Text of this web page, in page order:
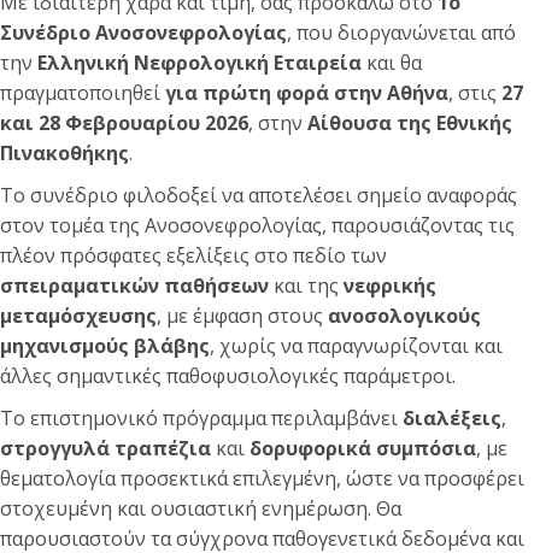
Συνέδριο Ανοσονεφρολογίας, που διοργανώνεται από
την Ελληνική Νεφρολογική Εταιρεία και θα
πραγματοποιηθείγια πρώτη φορά στην Αθήνα, στις 27
και 28 Φεβρουαρίου 2026, στην Αίθουσα της Εθνικής
Πινακοθήκης.
Το συνέδριο φιλοδοξεί να αποτελέσει σημείο αναφοράς
στον τομέα της Ανοσονεφρολογίας, παρουσιάζοντας τις
πλέον πρόσφατες εξελίξεις στο πεδίο των
σπειραματικών παθήσεων και τηςνεφρικής
μεταμόσχευσης, με έμφαση στους ανοσολογικούς
μηχανισμούς βλάβης, χωρίς να παραγνωρίζονται και
άλλες σημαντικές παθοφυσιολογικές παράμετροι.
Το επιστημονικό πρόγραμμα περιλαμβάνει διαλέξεις,
στρογγυλά τραπέζια και δορυφορικά συμπόσια, με
θεματολογία προσεκτικά επιλεγμένη, ώστε να προσφέρει
στοχευμένη και ουσιαστική ενημέρωση. Θα
παρουσιαστούν τα σύγχρονα παθογενετικά δεδομένα και